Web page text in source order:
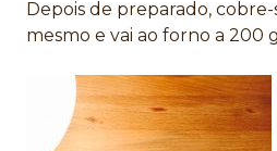
Depois de preparado,
mesmo e vai ao forno a 200